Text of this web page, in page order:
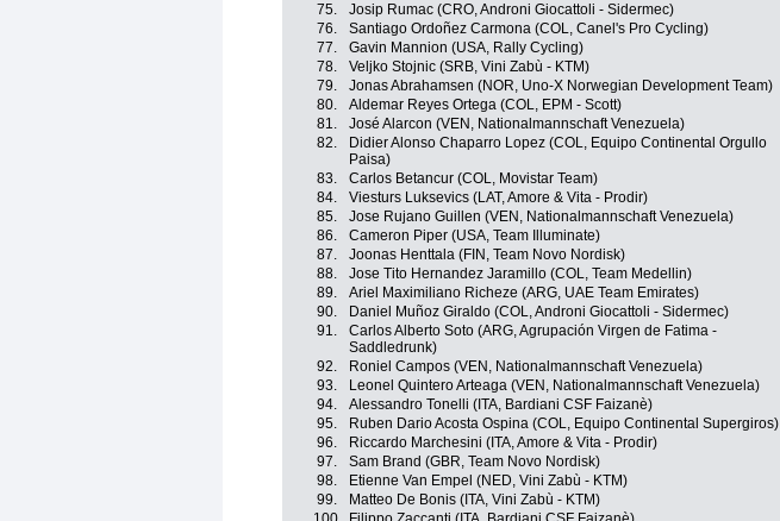
75.
Josip Rumac (CRO, Androni Giocattoli - Sidermec)
76.
Santiago Ordoñez Carmona (COL, Canel's Pro Cycling)
77.
Gavin Mannion (USA, Rally Cycling)
78.
Veljko Stojnic (SRB, Vini Zabù - KTM)
79.
Jonas Abrahamsen (NOR, Uno-X Norwegian Development Team)
80.
Aldemar Reyes Ortega (COL, EPM - Scott)
81.
José Alarcon (VEN, Nationalmannschaft Venezuela)
82.
Didier Alonso Chaparro Lopez (COL, Equipo Continental Orgullo
Paisa)
83. Carlos Betancur (COL, Movistar Team)
84.
Viesturs Luksevics (LAT, Amore & Vita - Prodir)
85.
Jose Rujano Guillen (VEN, Nationalmannschaft Venezuela)
86.
Cameron Piper (USA, Team Illuminate)
87.
Joonas Henttala (FIN, Team Novo Nordisk)
88.
Jose Tito Hernandez Jaramillo (COL, Team Medellin)
89.
Ariel Maximiliano Richeze (ARG, UAE Team Emirates)
90.
Daniel Muñoz Giraldo (COL, Androni Giocattoli - Sidermec)
91.
Carlos Alberto Soto (ARG, Agrupación Virgen de Fatima -
Saddledrunk)
92. Roniel Campos (VEN, Nationalmannschaft Venezuela)
93.
Leonel Quintero Arteaga (VEN, Nationalmannschaft Venezuela)
94.
Alessandro Tonelli (ITA, Bardiani CSF Faizanè)
95.
Ruben Dario Acosta Ospina (COL, Equipo Continental Supergiros)
96.
Riccardo Marchesini (ITA, Amore & Vita - Prodir)
97.
Sam Brand (GBR, Team Novo Nordisk)
98.
Etienne Van Empel (NED, Vini Zabù - KTM)
99.
Matteo De Bonis (ITA, Vini Zabù - KTM)